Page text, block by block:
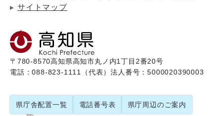
サイトマップ
〒780-8570高知県高知市丸ノ内1丁目2番20号
電話：088-823-1111（代表）法人番号：5000020390003
県庁舎配置一覧 電話番号表 県庁周辺のご案内